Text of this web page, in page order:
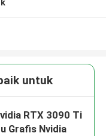
untuk
RTX 3090 Ti
Grafis Nvidia